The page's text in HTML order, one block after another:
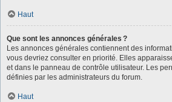
Haut
Que sont les annonces générales ?
Les annonces générales contiennent des
vous devriez consulter en priorité. Elles
et dans le panneau de contrôle utilisateur. Les
définies par les administrateurs du forum.
Haut